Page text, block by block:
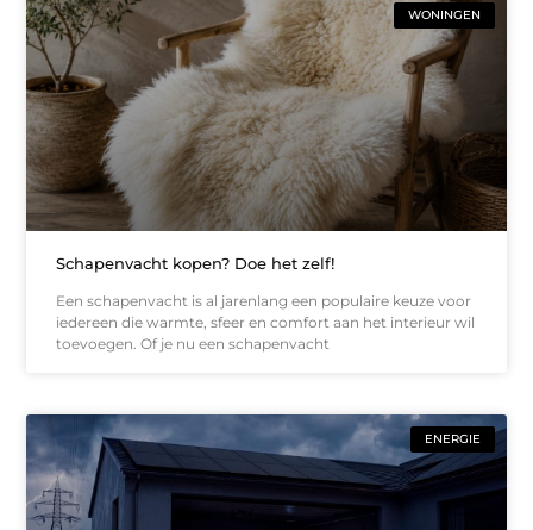
WONINGEN
Schapenvacht kopen? Doe het zelf!
Een schapenvacht is al jarenlang een populaire keuze voor
iedereen die warmte, sfeer en comfort aan het interieur wil
toevoegen. Of je nu een schapenvacht
ENERGIE